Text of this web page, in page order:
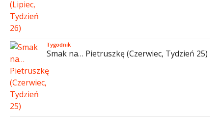
Tygodnik
Smak na… Pietruszkę (Czerwiec, Tydzień 25)